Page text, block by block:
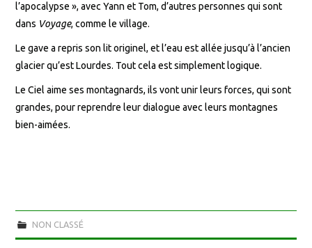
l’apocalypse », avec Yann et Tom, d’autres personnes qui sont
dans Voyage, comme le village.
Le gave a repris son lit originel, et l’eau est allée jusqu’à l’ancien
glacier qu’est Lourdes. Tout cela est simplement logique.
Le Ciel aime ses montagnards, ils vont unir leurs forces, qui sont
grandes, pour reprendre leur dialogue avec leurs montagnes
bien-aimées.
NON CLASSÉ